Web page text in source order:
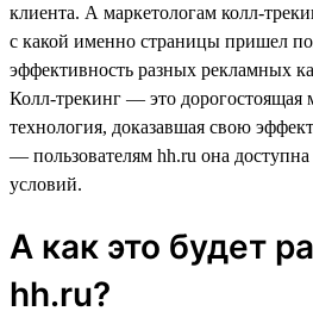
клиента. А маркетологам колл-
с какой именно страницы пришел
эффективность разных рекламных
Колл-трекинг — это дорогостоящая
технология, доказавшая свою
— пользователям hh.ru она
условий.
А как это будет
hh.ru?